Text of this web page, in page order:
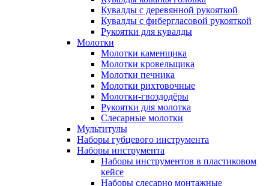
Кувалды с деревянной рукояткой
Кувалды с фибергласовой рукояткой
Рукоятки для кувалды
Молотки
Молотки каменщика
Молотки кровельщика
Молотки печника
Молотки рихтовочные
Молотки-гвоздодёры
Рукоятки для молотка
Слесарные молотки
Мультитулы
Наборы губцевого инструмента
Наборы инструмента
Наборы инструментов в пластиковом
кейсе
Наборы слесарно монтажные